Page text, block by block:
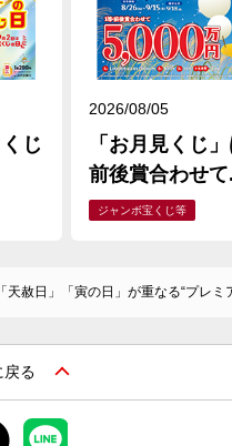
じ
2026/08/05
「お月見くじ
前後賞合わせて
ジャンボ宝くじ等
赦日」「寅の日」が重なる“プレミ
戻る